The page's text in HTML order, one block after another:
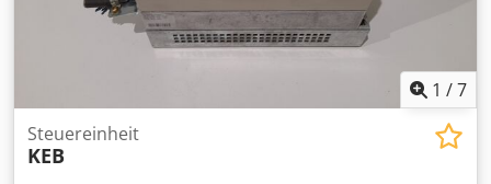
1 /7
Steuereinheit
KEB